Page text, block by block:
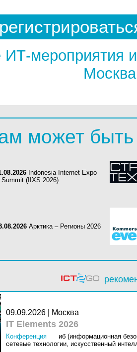
мероприятия
Москва
может быть
Indonesia Internet Expo
Summit (IIXS 2026)
Арктика – Регионы 2026
09.09.2026 | Москва
IT Elements 2026
Конференция
иб (информационная
сетевые технологии, искусственный